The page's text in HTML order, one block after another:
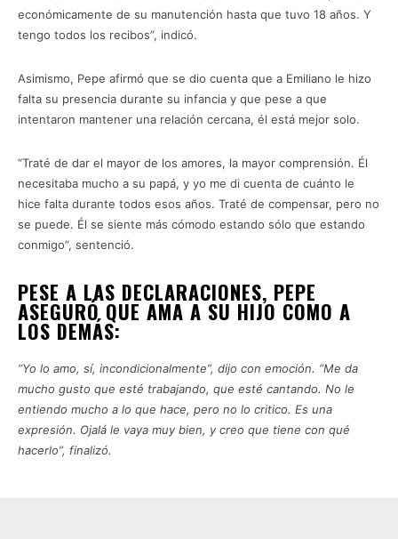
económicamente de su manutención hasta que tuvo 18 años. Y
tengo todos los recibos”, indicó.
Asimismo, Pepe afirmó que se dio cuenta que a Emiliano le hizo
falta su presencia durante su infancia y que pese a que
intentaron mantener una relación cercana, él está mejor solo.
“Traté de dar el mayor de los amores, la mayor comprensión. Él
necesitaba mucho a su papá, y yo me di cuenta de cuánto le
hice falta durante todos esos años. Traté de compensar, pero no
se puede. Él se siente más cómodo estando sólo que estando
conmigo”, sentenció.
PESE A LAS DECLARACIONES, PEPE
ASEGURÓ QUE AMA A SU HIJO COMO A
LOS DEMÁS:
“Yo lo amo, sí, incondicionalmente”, dijo con emoción. “Me da
mucho gusto que esté trabajando, que esté cantando. No le
entiendo mucho a lo que hace, pero no lo critico. Es una
expresión. Ojalá le vaya muy bien, y creo que tiene con qué
hacerlo”, finalizó.